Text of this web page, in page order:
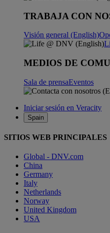
TRABAJA CON
Visión general (English)
MEDIOS DE
Sala de prensaEventos
Iniciar sesión en Veracity
Spain
SITIOS WEB PRINCIPALES
Global - DNV.com
China
Germany
Italy
Netherlands
Norway
United Kingdom
USA